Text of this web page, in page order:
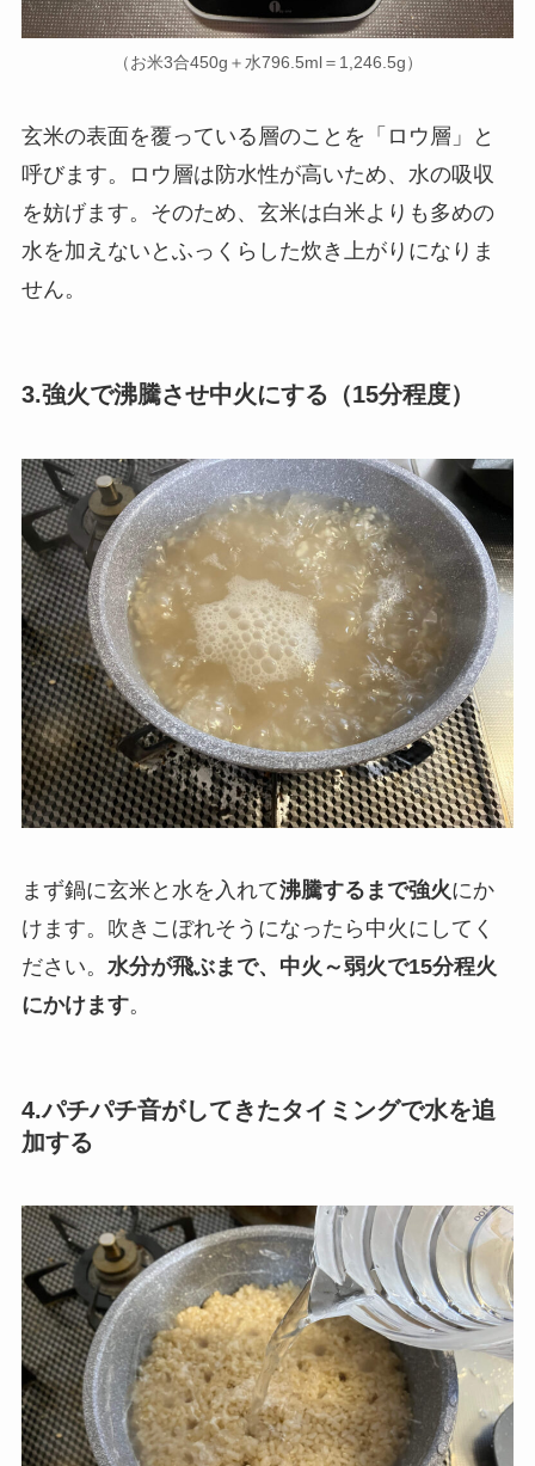
（お米3合450g＋水796.5ml＝1,246.5g）
玄米の表面を覆っている層のことを「ロウ層」と
呼びます。ロウ層は防水性が高いため、水の吸収
を妨げます。そのため、玄米は白米よりも多めの
水を加えないとふっくらした炊き上がりになりま
せん。
3.強火で沸騰させ中火にする（15分程度）
まず鍋に玄米と水を入れて沸騰するまで強火にか
けます。吹きこぼれそうになったら中火にしてく
ださい。 水分が飛ぶまで、中火～弱火で15分程火
にかけます。
4.パチパチ音がしてきたタイミングで水を追
加する